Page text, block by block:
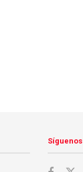
Síguenos